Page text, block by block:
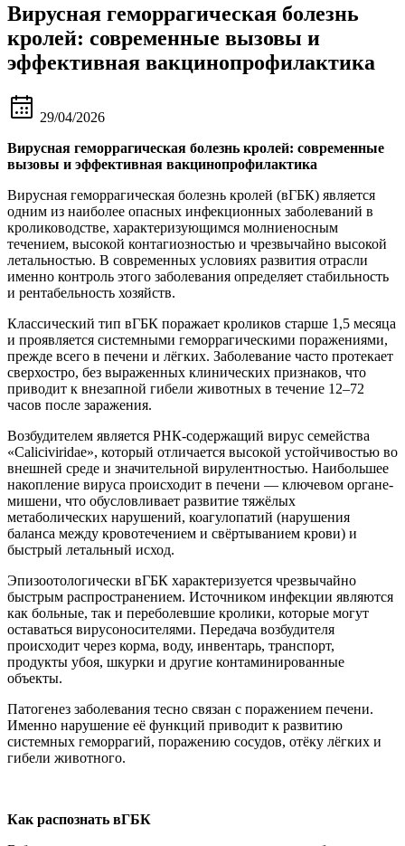
Вирусная геморрагическая болезнь
кролей: современные вызовы и
эффективная вакцинопрофилактика
29/04/2026
Вирусная геморрагическая болезнь кролей: современные
вызовы и эффективная вакцинопрофилактика
Вирусная геморрагическая болезнь кролей (вГБК) является
одним из наиболее опасных инфекционных заболеваний в
кролиководстве, характеризующимся молниеносным
течением, высокой контагиозностью и чрезвычайно высокой
летальностью. В современных условиях развития отрасли
именно контроль этого заболевания определяет стабильность
и рентабельность хозяйств.
Классический тип вГБК поражает кроликов старше 1,5 месяца
и проявляется системными геморрагическими поражениями,
прежде всего в печени и лёгких. Заболевание часто протекает
сверхостро, без выраженных клинических признаков, что
приводит к внезапной гибели животных в течение 12–72
часов после заражения.
Возбудителем является РНК-содержащий вирус семейства
«Caliciviridae», который отличается высокой устойчивостью во
внешней среде и значительной вирулентностью. Наибольшее
накопление вируса происходит в печени — ключевом органе-
мишени, что обусловливает развитие тяжёлых
метаболических нарушений, коагулопатий (нарушения
баланса между кровотечением и свёртыванием крови) и
быстрый летальный исход.
Эпизоотологически вГБК характеризуется чрезвычайно
быстрым распространением. Источником инфекции являются
как больные, так и переболевшие кролики, которые могут
оставаться вирусоносителями. Передача возбудителя
происходит через корма, воду, инвентарь, транспорт,
продукты убоя, шкурки и другие контаминированные
объекты.
Патогенез заболевания тесно связан с поражением печени.
Именно нарушение её функций приводит к развитию
системных геморрагий, поражению сосудов, отёку лёгких и
гибели животного.
Как распознать вГБК